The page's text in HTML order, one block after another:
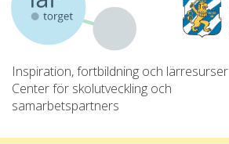
Inspiration, fortbildning och lärresurser
Center för skolutveckling och
samarbetspartners